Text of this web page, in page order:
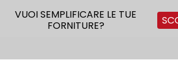
VUOI SEMPLIFICARE LE TUE
FORNITURE?